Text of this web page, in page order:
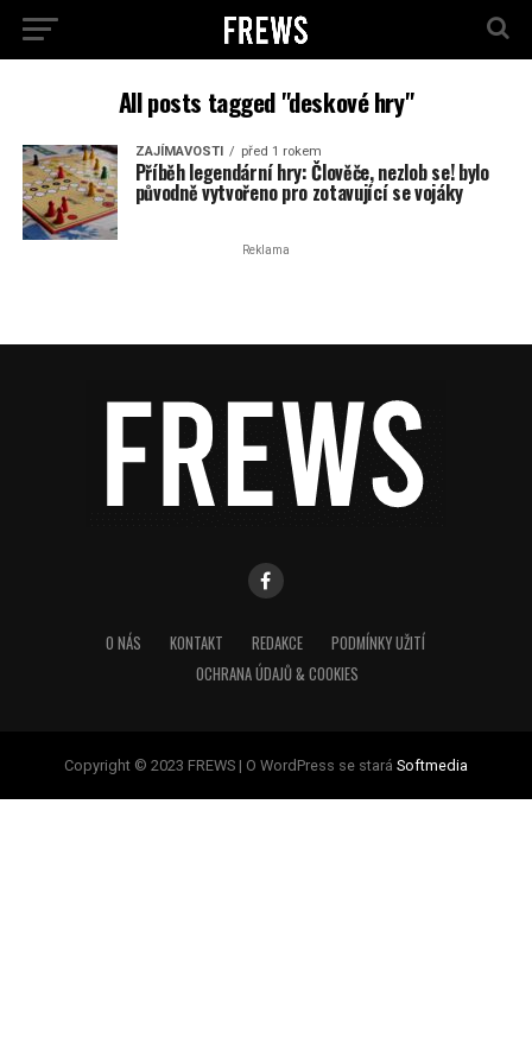
All posts tagged "deskové hry"
ZAJÍMAVOSTI před 1 rokem
Příběh legendární hry: Člověče, nezlob se! bylo
původně vytvořeno pro zotavující se vojáky
Reklama
O NÁS KONTAKT REDAKCE
PODMÍNKY UŽITÍ
OCHRANA ÚDAJŮ & COOKIES
Copyright © 2023 FREWS | O WordPress se stará Softmedia